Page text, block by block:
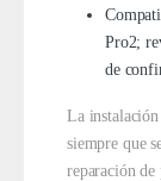
Pro2;
de
La instalación
siempre que
reparación de